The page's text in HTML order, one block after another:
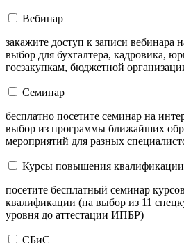
Вебинар
закажите доступ к записи вебинара
выбор для бухгалтера, кадровика,
госзакупкам, бюджетной
Семинар
бесплатно посетите семинар на
выбор из программы ближайших
мероприятий для разных
Курсы повышения
посетите бесплатный семинар
квалификации (на выбор из 11
уровня до аттестации ИПБР)
СБиС